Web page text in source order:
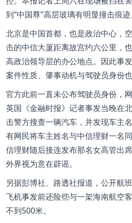
到“中国尊”高层玻璃有明显撞击痕迹
北京是中国首都，也是政治中心，
击的中信大厦距离故宫约六公里，
高政治领导层的办公地点。因此事
案件性质、肇事动机与驾驶员身份也
官方此前一直未公布驾驶员身份，
英国《金融时报》记者事发当晚在
击警方搜查一辆汽车，并发现车主
有网民将车主姓名与中信理财一名
信理财随后接连发布那名女高管出
外界视为意在辟谣。
另据彭博社、路透社报道，公开航
飞机事发前还险些与一架海南航空
不到500米。